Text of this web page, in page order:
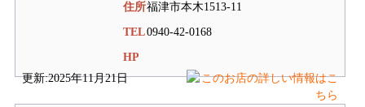
住所福津市本木1513-11
TEL0940-42-0168
HP
更新:2025年11月21日